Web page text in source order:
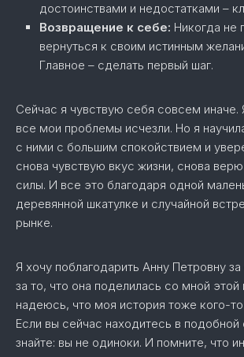
достоинствами и недостатками –
Возвращение к себе: Никогда не
вернуться к своим истинным
Главное – сделать первый шаг.
Сейчас я чувствую себя совсем иначе.
все мои проблемы исчезли. Но я
с ними с большим спокойствием и
снова чувствую вкус жизни, снова
силы. И все это благодаря одной
деревянной шкатулке и случайной
рынке.
Я хочу поблагодарить Анну Петровну
за то, что она поделилась со мной этой
надеюсь, что моя история тоже кого-
Если вы сейчас находитесь в подобной
знайте: вы не одиноки. И помните, что